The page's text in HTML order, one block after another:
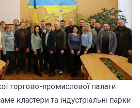
торгово-промислової палати
кластери та індустріальні парки